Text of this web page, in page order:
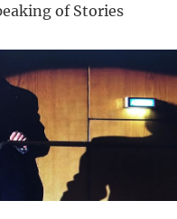
of Stories